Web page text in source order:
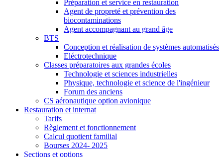
Préparation et service en restauration
Agent de propreté et prévention des
biocontaminations
Agent accompagnant au grand âge
BTS
Conception et réalisation de systèmes automatisés
Eléctrotechnique
Classes préparatoires aux grandes écoles
Technologie et sciences industrielles
Physique, technologie et science de l'ingénieur
Forum des anciens
CS aéronautique option avionique
Restauration et internat
Tarifs
Règlement et fonctionnement
Calcul quotient familial
Bourses 2024- 2025
Sections et options